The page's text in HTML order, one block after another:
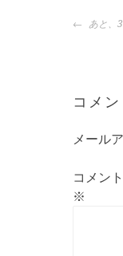
投
ゲ
ー
シ
ン
あと、
コメ
メール
コメント
※